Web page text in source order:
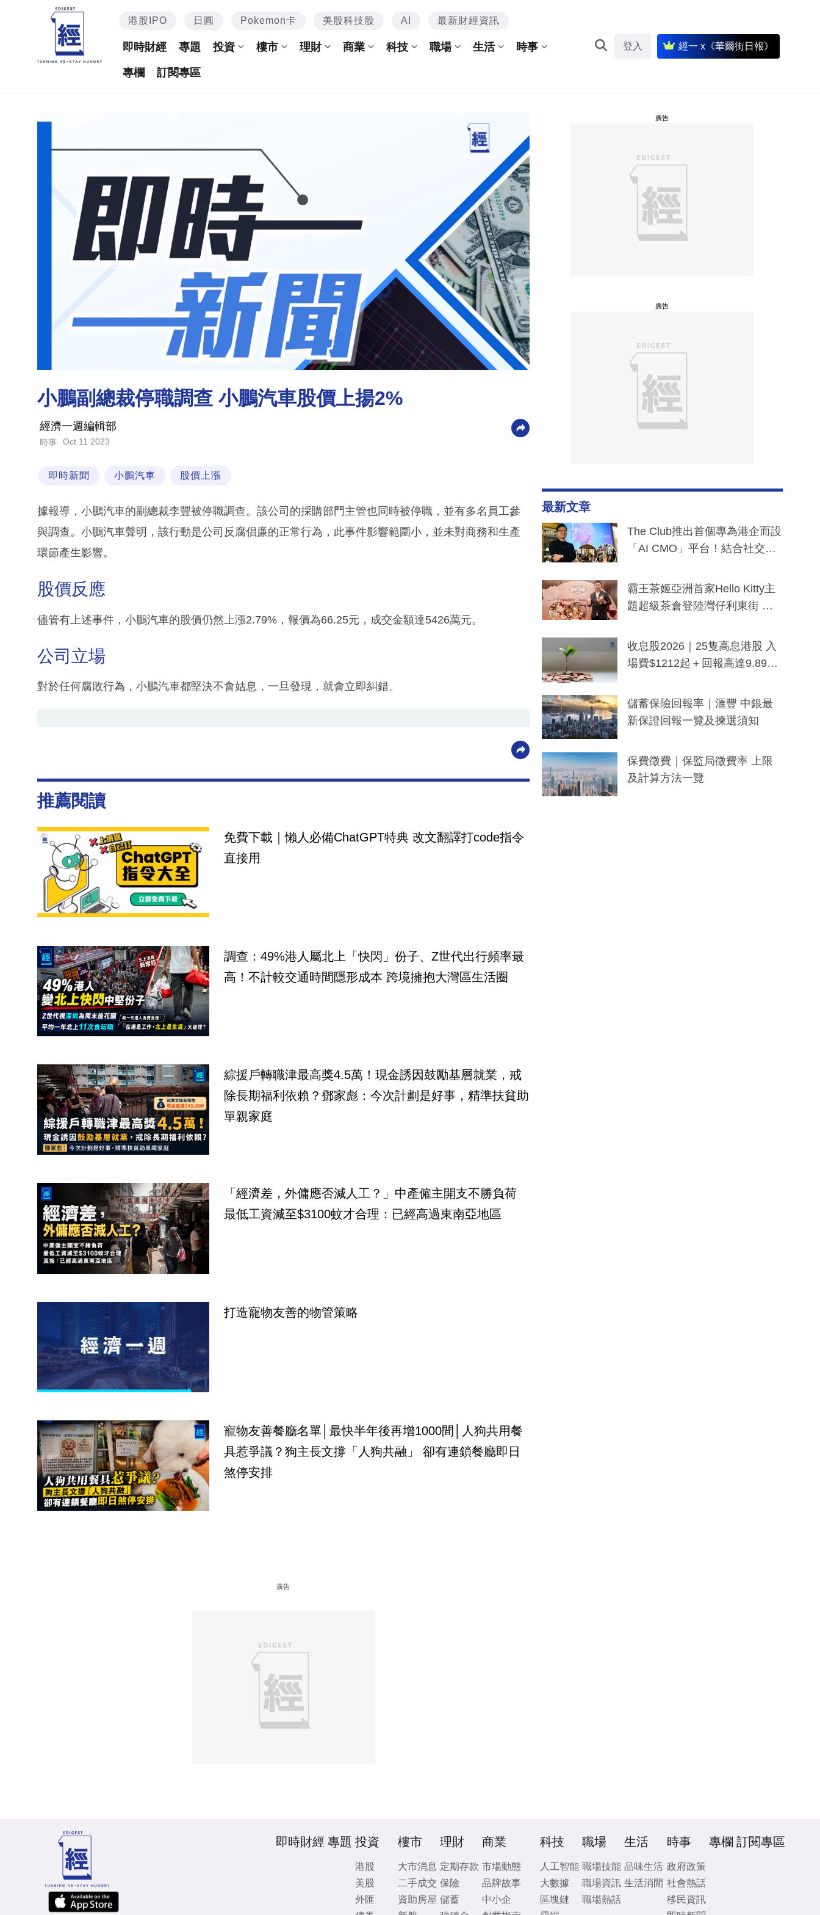
港股IPO 日圓 Pokemon卡 美股科技股 AI 最新財經資訊
即時財經 專題 投資 樓市 理財 商業 科技 職場 生活 時事
專欄 訂閱專區
登入 經一 x《華爾街日報》
小鵬副總裁停職調查 小鵬汽車股價上揚2%
經濟一週編輯部
時事 Oct 11 2023
即時新聞 小鵬汽車 股價上漲
據報導，小鵬汽車的副總裁李豐被停職調查。該公司的採購部門主管也同時被停職，並有多名員工參
與調查。小鵬汽車聲明，該行動是公司反腐倡廉的正常行為，此事件影響範圍小，並未對商務和生產
環節產生影響。
股價反應
儘管有上述事件，小鵬汽車的股價仍然上漲2.79%，報價為66.25元，成交金額達5426萬元。
公司立場
對於任何腐敗行為，小鵬汽車都堅決不會姑息，一旦發現，就會立即糾錯。
推薦閱讀
免費下載｜懶人必備ChatGPT特典 改文翻譯打code指令
直接用
調查：49%港人屬北上「快閃」份子、Z世代出行頻率最
高！不計較交通時間隱形成本 跨境擁抱大灣區生活圈
綜援戶轉職津最高獎4.5萬！現金誘因鼓勵基層就業，戒
除長期福利依賴？鄧家彪：今次計劃是好事，精準扶貧助
單親家庭
「經濟差，外傭應否減人工？」中產僱主開支不勝負荷
最低工資減至$3100蚊才合理：已經高過東南亞地區
打造寵物友善的物管策略
寵物友善餐廳名單│最快半年後再增1000間│人狗共用餐
具惹爭議？狗主長文撐「人狗共融」 卻有連鎖餐廳即日
煞停安排
廣告
廣告
廣告
最新文章
The Club推出首個專為港企而設
「AI CMO」平台！結合社交聆
分鐘生成「貼地」宣傳短片
霸王茶姬亞洲首家Hello Kitty主
題超級茶倉登陸灣仔利東街 推
y及香港限定特調系列
收息股2026｜25隻高息港股 入
場費$1212起＋回報高達9.89
儲蓄保險回報率｜滙豐 中銀最
新保證回報一覽及揀選須知
保費徵費｜保監局徵費率 上限
及計算方法一覽
即時財經 專題 投資
港股
美股
外匯
樓市
大市消息
二手成交
資助房屋
理財
定期存款
保險
儲蓄
商業
市場動態
品牌故事
中小企
科技
人工智能
大數據
區塊鏈
職場
職場技能
職場資訊
職場熱話
生活
品味生活
生活消閒
時事
政府政策
社會熱話
移民資訊
專欄 訂閱專區